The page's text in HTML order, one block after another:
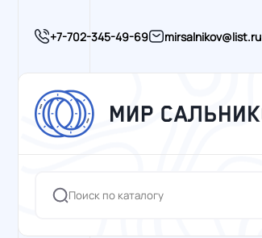
+7-702-345-49-69 mirsalnikov@list.ru